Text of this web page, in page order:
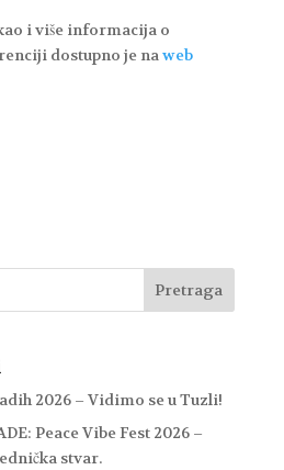
i više informacija o
dostupno je naweb
2026 – Vidimo se u Tuzli!
Peace Vibe Fest 2026 –
stvar.